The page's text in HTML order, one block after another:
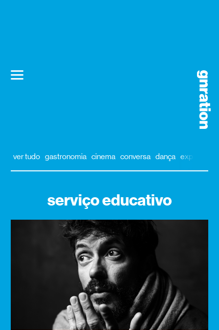
ver tudo gastronomia cinema conversa dança exposição
serviço educativo